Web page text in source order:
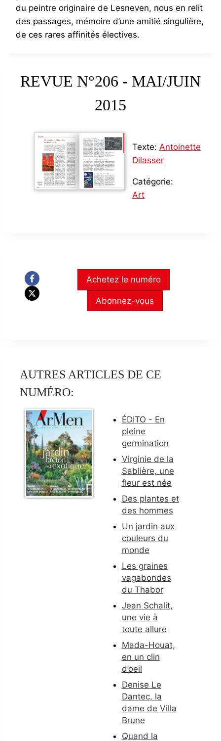
du peintre originaire de Lesneven, nous en relit
des passages, mémoire d’une amitié singulière,
de ces rares affinités électives.
REVUE N°206 - MAI/JUIN
2015
Texte: Antoinette
Dilasser
Catégorie:
Art
Achetez le numéro
Abonnez-vous
AUTRES ARTICLES DE CE
NUMÉRO:
ÉDITO - En
pleine
germination
Virginie de la
Sablière, une
fleur est née
Des plantes et
des hommes
Un jardin aux
couleurs du
monde
Les graines
vagabondes
du Thabor
Jean Schalit,
une vie à
toute allure
Mada-Houat,
en un clin
d’oeil
Denise Le
Dantec, la
dame de Villa
Brune
Quand la